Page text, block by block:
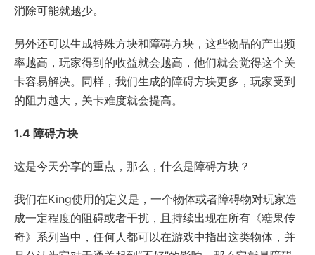
消除可能就越少。
另外还可以生成特殊方块和障碍方块，这些物品的产出频
率越高，玩家得到的收益就会越高，他们就会觉得这个关
卡容易解决。同样，我们生成的障碍方块更多，玩家受到
的阻力越大，关卡难度就会提高。
1.4 障碍方块
这是今天分享的重点，那么，什么是障碍方块？
我们在King使用的定义是，一个物体或者障碍物对玩家造
成一定程度的阻碍或者干扰，且持续出现在所有《糖果传
奇》系列当中，任何人都可以在游戏中指出这类物体，并